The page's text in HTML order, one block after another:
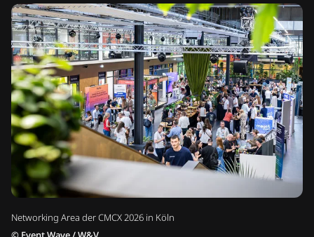
Networking Area der CMCX 2026 in Köln